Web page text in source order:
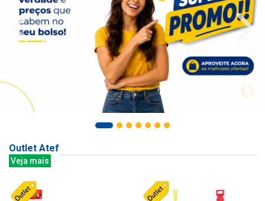
Outlet Atef
Veja mais